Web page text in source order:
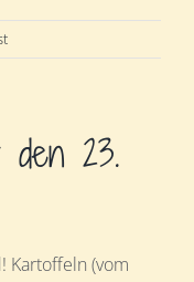
den 23.
Kartoffeln (vom